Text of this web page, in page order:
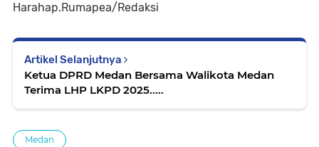
Harahap.Rumapea/Redaksi
Artikel Selanjutnya
Ketua DPRD Medan Bersama Walikota Medan
Terima LHP LKPD 2025.....
Medan